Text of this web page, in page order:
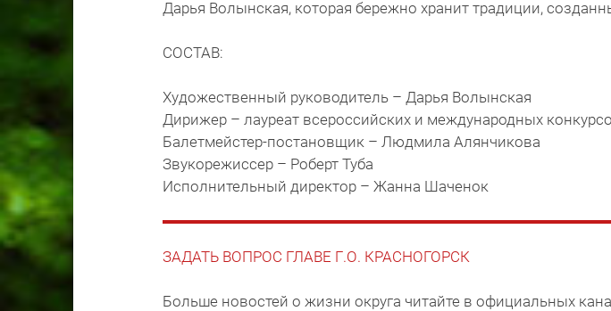
Дарья Волынская, которая бережно хранит традиции,
СОСТАВ:
Художественный руководитель – Дарья Волынская
Дирижер – лауреат всероссийских и международных
Балетмейстер-постановщик – Людмила Алянчикова
Звукорежиссер – Роберт Туба
Исполнительный директор – Жанна Шаченок
ЗАДАТЬ ВОПРОС ГЛАВЕ Г.О. КРАСНОГОРСК
Больше новостей о жизни округа читайте в официальных